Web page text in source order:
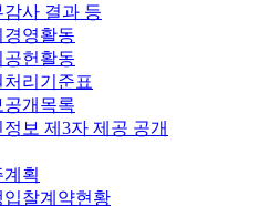
감사 결과 등
경영활동
공헌활동
처리기준표
공개목록
보 제3자 제공 공개
계획
입찰계약현황